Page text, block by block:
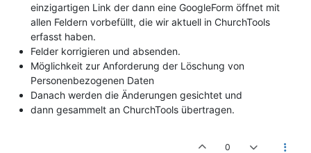
einzigartigen Link der dann eine GoogleForm öffnet mit
allen Feldern vorbefüllt, die wir aktuell in ChurchTools
erfasst haben.
Felder korrigieren und absenden.
Möglichkeit zur Anforderung der Löschung von
Personenbezogenen Daten
Danach werden die Änderungen gesichtet und
dann gesammelt an ChurchTools übertragen.
0